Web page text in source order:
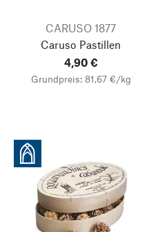
CARUSO 1877
Caruso Pastillen
4,90 €
Grundpreis: 81,67 €/kg